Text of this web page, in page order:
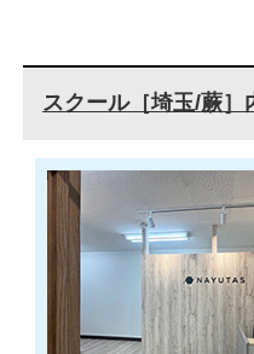
スクール［埼玉/蕨］